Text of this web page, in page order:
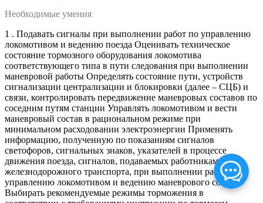
Необходимые умения
1 . Подавать сигналы при выполнении работ по управлению
локомотивом и ведению поезда Оценивать техническое
состояние тормозного оборудования локомотива
соответствующего типа в пути следования при выполнении
маневровой работы Определять состояние пути, устройств
сигнализации централизации и блокировки (далее – СЦБ) и
связи, контролировать передвижение маневровых составов по
соседним путям станции Управлять локомотивом и вести
маневровый состав в рациональном режиме при
минимальном расходовании электроэнергии Применять
информацию, полученную по показаниям сигналов
светофоров, сигнальных знаков, указателей в процессе
движения поезда, сигналов, подаваемых работниками
железнодорожного транспорта, при выполнении работ по
управлению локомотивом и ведению маневрового состава
Выбирать рекомендуемые режимы торможения в